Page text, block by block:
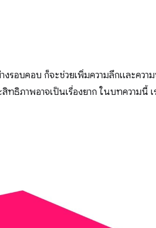
รอบคอบ ก็จะช่วยเพิ่มความลึกและคว
ธิภาพอาจเป็นเรื่องยาก ในบทความนี้